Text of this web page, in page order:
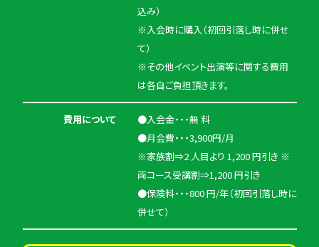
込み）
※入会時に購入（初回引落し時に併せ
て）
※その他イベント出演等に関する費用
は各自ご負担頂きます。
費用について
●入会金・・・無 料
●月会費・・・3,900円/月
※家族割⇒2 人目より 1,200 円引き ※
両コース受講割⇒1,200 円引き
●保険料・・・800 円/年（初回引落し時に
併せて）